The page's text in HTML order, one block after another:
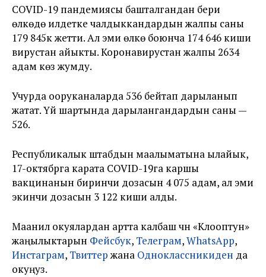
COVID-19 пандемиясы башталгандан бери
өлкөдө илдетке чалдыккандардын жалпы саны
179 845к жетти. Ал эми өлкө боюнча 174 646 киши
вирустан айыкты. Коронавирустан жалпы 2634
адам көз жумду.
Учурда ооруканаларда 536 бейтап дарыланып
жатат. Үй шартында дарылангандардын саны —
526.
Республикалык штабдын маалыматына ылайык,
17-октябрга карата COVID-19га каршы
вакцинанын биринчи дозасын 4 075 адам, ал эми
экинчи дозасын 3 122 киши алды.
Маанилүү окуялардан артта калбаш үчүн «Клооптун»
жаңылыктарын Фейсбук, Телеграм,WhatsApp,
Инстаграм, Твиттержана Одноклассникиден да
окуңуз.